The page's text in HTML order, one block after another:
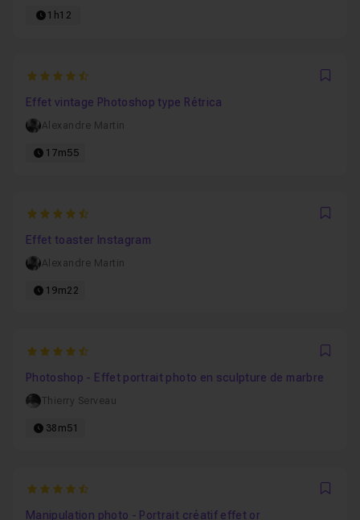
1h12
4.5
Effet vintage Photoshop type Rétrica
Alexandre Martin
17m55
4.7142857142857
Effet toaster Instagram
Alexandre Martin
19m22
4.25
Photoshop - Effet portrait photo en sculpture de marbre
Thierry Serveau
38m51
4.5714285714286
Manipulation photo - Portrait créatif effet or